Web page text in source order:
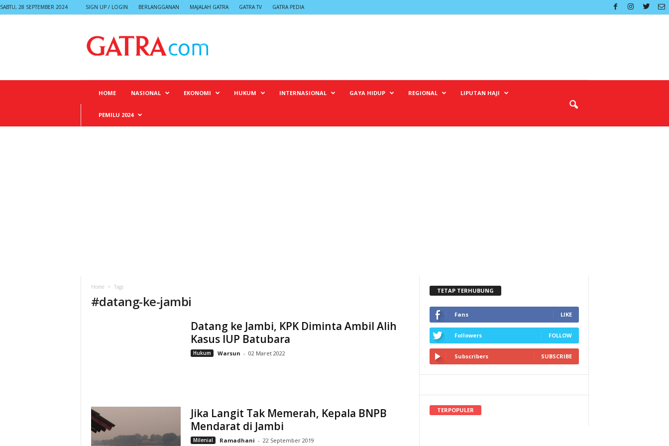
SABTU, 28 SEPTEMBER 2024 SIGN UP / LOGIN BERLANGGANAN MAJALAH GATRA GATRA TV GATRA PEDIA
HOME NASIONAL EKONOMI HUKUM INTERNASIONAL GAYA HIDUP REGIONAL LIPUTAN HAJI
PEMILU 2024
Home Tags
#datang-ke-jambi
Datang ke Jambi, KPK Diminta Ambil Alih
Kasus IUP Batubara
Hukum Warsun - 02 Maret 2022
Jika Langit Tak Memerah, Kepala BNPB
Mendarat di Jambi
Milenial Ramadhani - 22 September 2019
TETAP TERHUBUNG
Fans LIKE
Followers FOLLOW
Subscribers SUBSCRIBE
TERPOPULER